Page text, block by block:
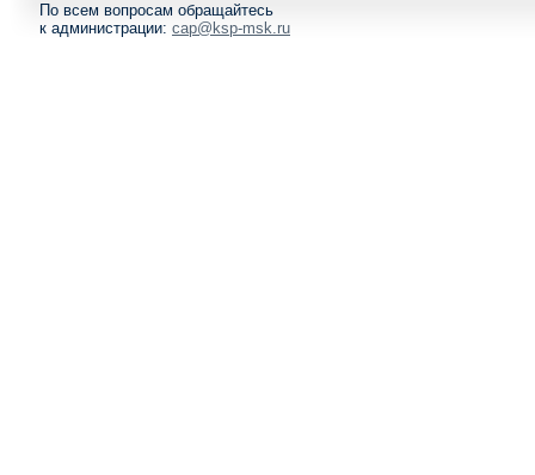
По всем вопросам обращайтесь
к администрации: cap@ksp-msk.ru